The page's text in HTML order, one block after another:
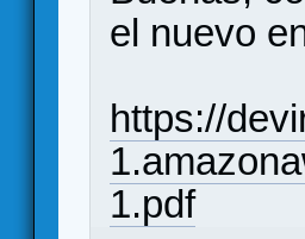
el nuevo
https://
1.pdf